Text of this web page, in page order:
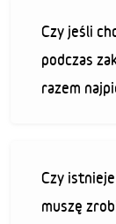
Czy jeśli
podczas
razem
Czy
muszę